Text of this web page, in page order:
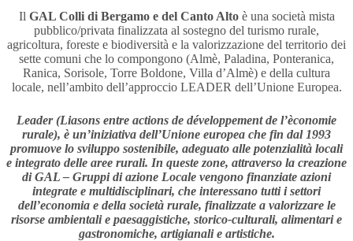
Il GAL Colli di Bergamo e del Canto Altoè una società mista
pubblico/privata finalizzata al sostegno del turismo rurale,
agricoltura, foreste e biodiversità e la valorizzazione del territorio dei
sette comuni che lo compongono (Almè, Paladina, Ponteranica,
Ranica, Sorisole, Torre Boldone, Villa d’Almè) e della cultura
locale, nell’ambito dell’approccio LEADER dell’Unione Europea.
Leader (Liasons entre actions de développement de l’èconomie
rurale), è un’iniziativa dell’Unione europea che fin dal 1993
promuove lo sviluppo sostenibile, adeguato alle potenzialità locali
e integrato delle aree rurali. In queste zone, attraverso la creazione
di GAL – Gruppi di azione Locale vengono finanziate azioni
integrate e multidisciplinari, che interessano tutti i settori
dell’economia e della società rurale, finalizzate a valorizzare le
risorse ambientali e paesaggistiche, storico-culturali, alimentari e
gastronomiche, artigianali e artistiche.